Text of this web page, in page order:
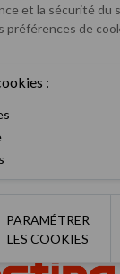
et la sécurité du
préférences de
:
PARAMÉTRER
LES COOKIES